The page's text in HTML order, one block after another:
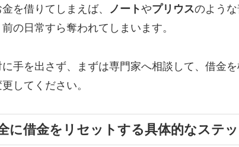
を借りてしまえば、 ノートやプリウスのよう
の日常すら奪われてしまいます。
手を出さず、まずは専門家へ相談して、借金
してください。
に借金をリセットする具体的なステ